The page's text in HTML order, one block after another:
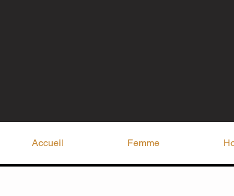
Accueil Femme